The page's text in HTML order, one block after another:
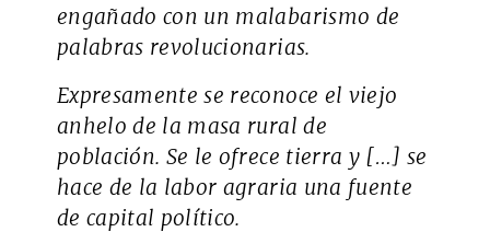
engañado con un malabarismo de
palabras revolucionarias.
Expresamente se reconoce el viejo
anhelo de la masa rural de
población. Se le ofrece tierra y […] se
hace de la labor agraria una fuente
de capital político.